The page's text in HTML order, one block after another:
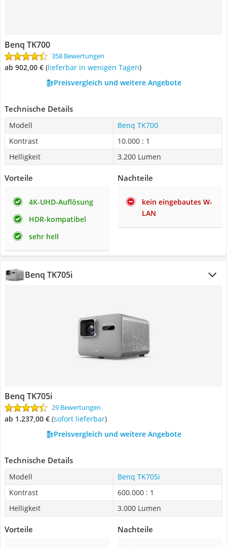
Benq TK700
358 Bewertungen
ab 902,00 € ( Lieferbar in wenigen Tagen)
Preisvergleich und weitere Angebote
Technische Details
Modell
Benq TK700
Kontrast
10.000 : 1
Helligkeit
3.200 Lumen
Vorteile
4K-UHD-Auflösung
HDR-kompatibel
sehr hell
Nachteile
kein eingebautes W-
LAN
Benq TK705i
Benq TK705i
29 Bewertungen
ab 1.237,00 € ( Sofort lieferbar)
Preisvergleich und weitere Angebote
Technische Details
Modell
Benq TK705i
Kontrast
600.000 : 1
Helligkeit
3.000 Lumen
Vorteile Nachteile